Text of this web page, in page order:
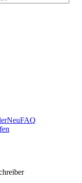
NeuFAQ